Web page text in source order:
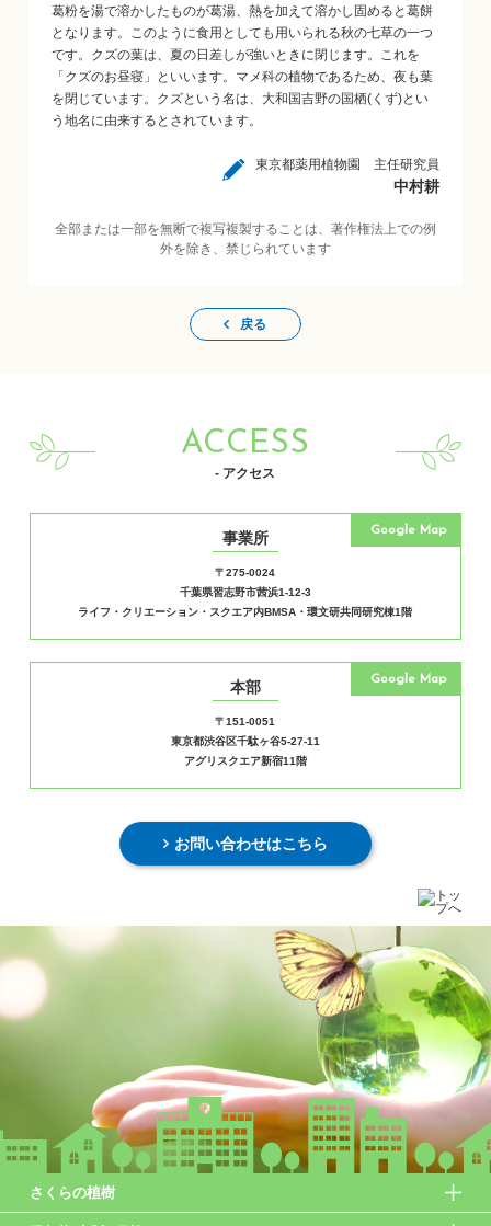
葛粉を湯で溶かしたものが葛湯、熱を加えて溶かし固めると葛餅
となります。このように食用としても用いられる秋の七草の一つ
です。クズの葉は、夏の日差しが強いときに閉じます。これを
「クズのお昼寝」といいます。マメ科の植物であるため、夜も葉
を閉じています。クズという名は、大和国吉野の国栖(くず)とい
う地名に由来するとされています。
東京都薬用植物園 主任研究員
中村耕
全部または一部を無断で複写複製することは、著作権法上での例
外を除き、禁じられています
戻る
ACCESS
- アクセス
事業所
〒275-0024
千葉県習志野市茜浜1-12-3
ライフ・クリエーション・スクエア内BMSA・環文研共同研究棟1階
Google Map
本部
〒151-0051
東京都渋谷区千駄ヶ谷5-27-11
アグリスクエア新宿11階
Google Map
お問い合わせはこちら
さくらの植樹